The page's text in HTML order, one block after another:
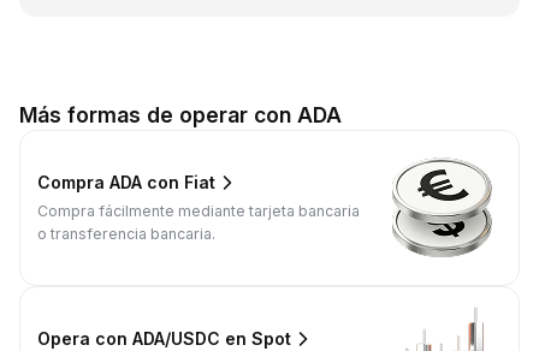
Más formas de operar con ADA
Compra ADA con Fiat
Compra fácilmente mediante tarjeta bancaria
o transferencia bancaria.
Opera con ADA/USDC en Spot